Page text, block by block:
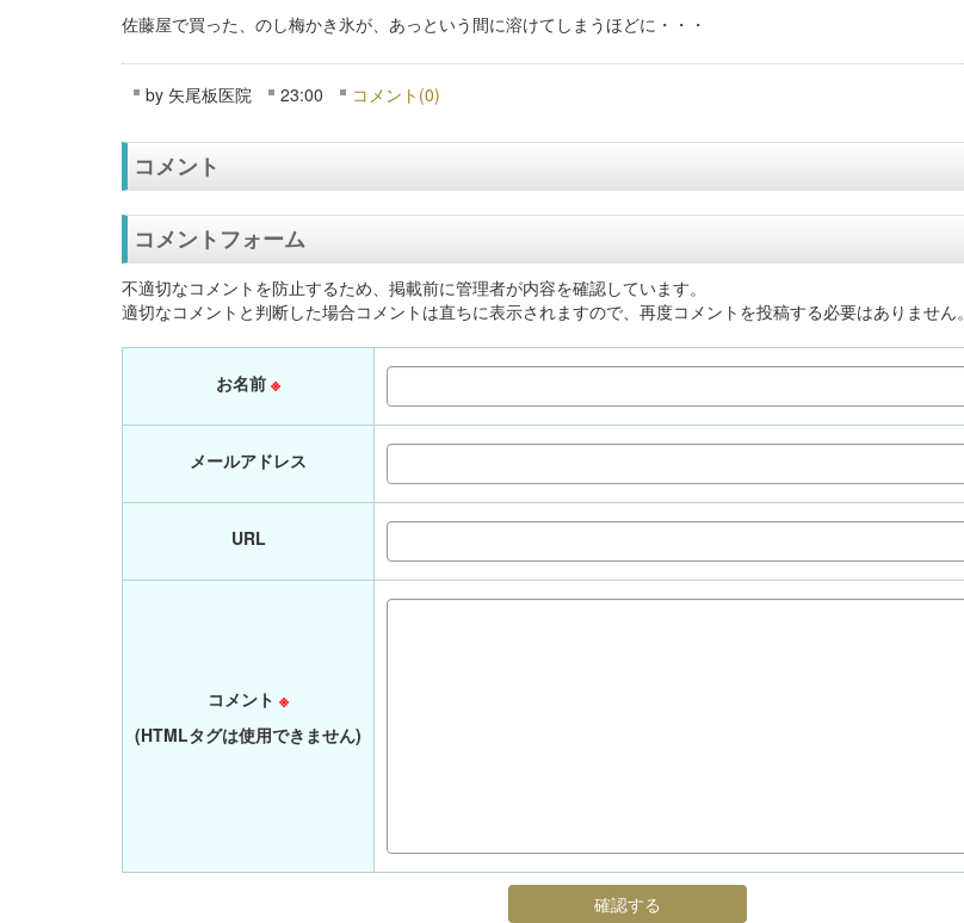
佐藤屋で買った、のし梅かき氷が、あっという間に溶けてしまうほどに・・・
by 矢尾板医院 23:00 コメント(0)
コメント
コメントフォーム
不適切なコメントを防止するため、掲載前に管理者が内容を確認しています。
適切なコメントと判断した場合コメントは直ちに表示されますので、再度コメントを投稿する必要はありません。
お名前 ※
メールアドレス
URL
コメント ※
(HTMLタグは使用できません)